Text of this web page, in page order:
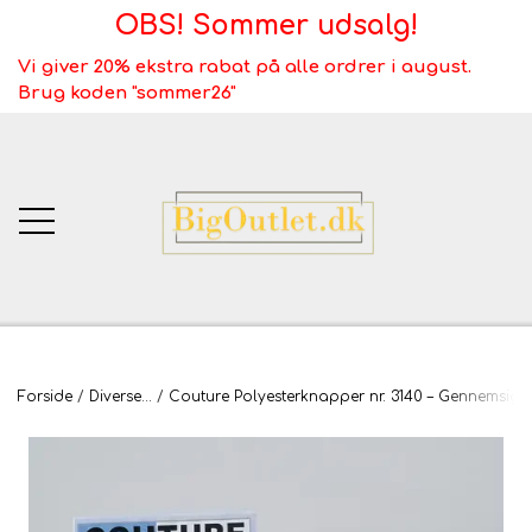
OBS! Sommer udsalg!
Vi giver 20% ekstra rabat på alle ordrer i august.
Brug koden "sommer26"
BigOutlet.dk
TÆPPER
Forside Diverse... Couture Polyesterknapper nr. 3140 –